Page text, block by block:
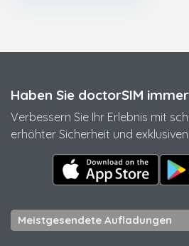
Haben Sie doctorSIM
Verbessern Sie Ihr Erlebnis mit
erhöhter Sicherheit und
Meistgesendete Aufladungen